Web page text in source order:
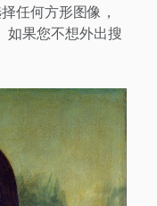
任何方形图像，
如果您不想外出搜